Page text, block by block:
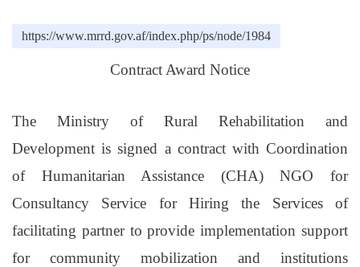
https://www.mrrd.gov.af/index.php/ps/node/1984
Contract Award Notice
The Ministry of Rural Rehabilitation and
Development is signed a contract with Coordination
of Humanitarian Assistance
(CHA)NGO for
Consultancy Service for
Hiring the Services of
facilitating partner to provide implementation support
for community mobilization and institutions